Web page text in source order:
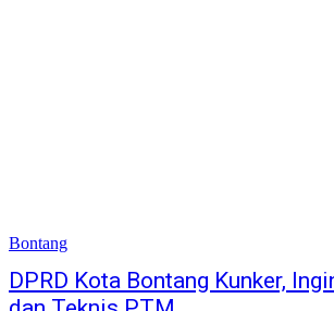
Bontang
DPRD Kota Bontang Kunker,